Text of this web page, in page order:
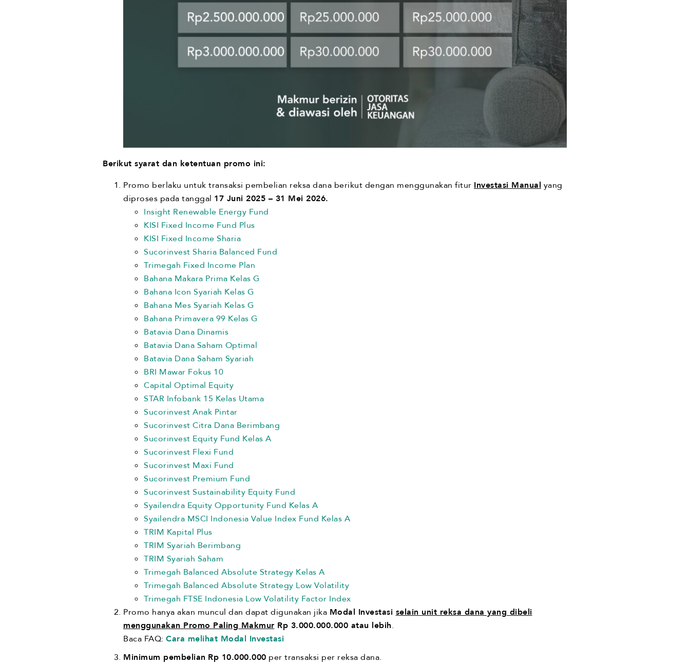
Berikut syarat dan ketentuan promo ini:
Promo berlaku untuk transaksi pembelian reksa dana berikut dengan menggunakan fitur Investasi Manual yang
diproses pada tanggal 17 Juni 2025 – 31 Mei 2026.
Insight Renewable Energy Fund
KISI Fixed Income Fund Plus
KISI Fixed Income Sharia
Sucorinvest Sharia Balanced Fund
Trimegah Fixed Income Plan
Bahana Makara Prima Kelas G
Bahana Icon Syariah Kelas G
Bahana Mes Syariah Kelas G
Bahana Primavera 99 Kelas G
Batavia Dana Dinamis
Batavia Dana Saham Optimal
Batavia Dana Saham Syariah
BRI Mawar Fokus 10
Capital Optimal Equity
STAR Infobank 15 Kelas Utama
Sucorinvest Anak Pintar
Sucorinvest Citra Dana Berimbang
Sucorinvest Equity Fund Kelas A
Sucorinvest Flexi Fund
Sucorinvest Maxi Fund
Sucorinvest Premium Fund
Sucorinvest Sustainability Equity Fund
Syailendra Equity Opportunity Fund Kelas A
Syailendra MSCI Indonesia Value Index Fund Kelas A
TRIM Kapital Plus
TRIM Syariah Berimbang
TRIM Syariah Saham
Trimegah Balanced Absolute Strategy Kelas A
Trimegah Balanced Absolute Strategy Low Volatility
Trimegah FTSE Indonesia Low Volatility Factor Index
Promo hanya akan muncul dan dapat digunakan jika Modal Investasi selain unit reksa dana yang dibeli
menggunakan Promo Paling Makmur Rp 3.000.000.000 atau lebih.
Baca FAQ: Cara melihat Modal Investasi
Minimum pembelian Rp 10.000.000 per transaksi per reksa dana.